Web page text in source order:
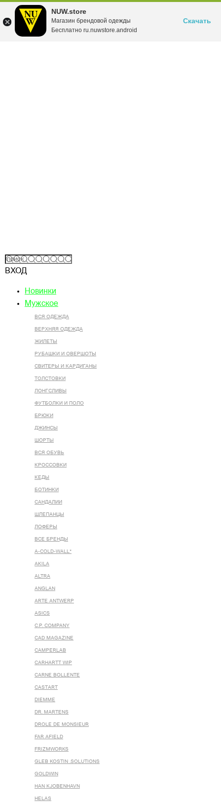
NUW.store
Магазин брендовой одежды
Бесплатно ru.nuwstore.android
Скачать
ВХОД
Новинки
Мужское
ВСЯ ОДЕЖДА
ВЕРХНЯЯ ОДЕЖДА
ЖИЛЕТЫ
РУБАШКИ И ОВЕРШОТЫ
СВИТЕРЫ И КАРДИГАНЫ
ТОЛСТОВКИ
ЛОНГСЛИВЫ
ФУТБОЛКИ И ПОЛО
БРЮКИ
ДЖИНСЫ
ШОРТЫ
ВСЯ ОБУВЬ
КРОССОВКИ
КЕДЫ
БОТИНКИ
САНДАЛИИ
ШЛЕПАНЦЫ
ЛОФЕРЫ
ВСЕ БРЕНДЫ
A-COLD-WALL*
AKILA
ALTRA
ANGLAN
ARTE ANTWERP
ASICS
C.P. COMPANY
CAD MAGAZINE
CAMPERLAB
CARHARTT WIP
CARNE BOLLENTE
CASTART
DIEMME
DR. MARTENS
DROLE DE MONSIEUR
FAR AFIELD
FRIZMWORKS
GLEB KOSTIN .SOLUTIONS
GOLDWIN
HAN KJOBENHAVN
HELAS